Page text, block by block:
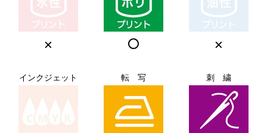
× ○ ×
インクジェット 転 写 刺 繍